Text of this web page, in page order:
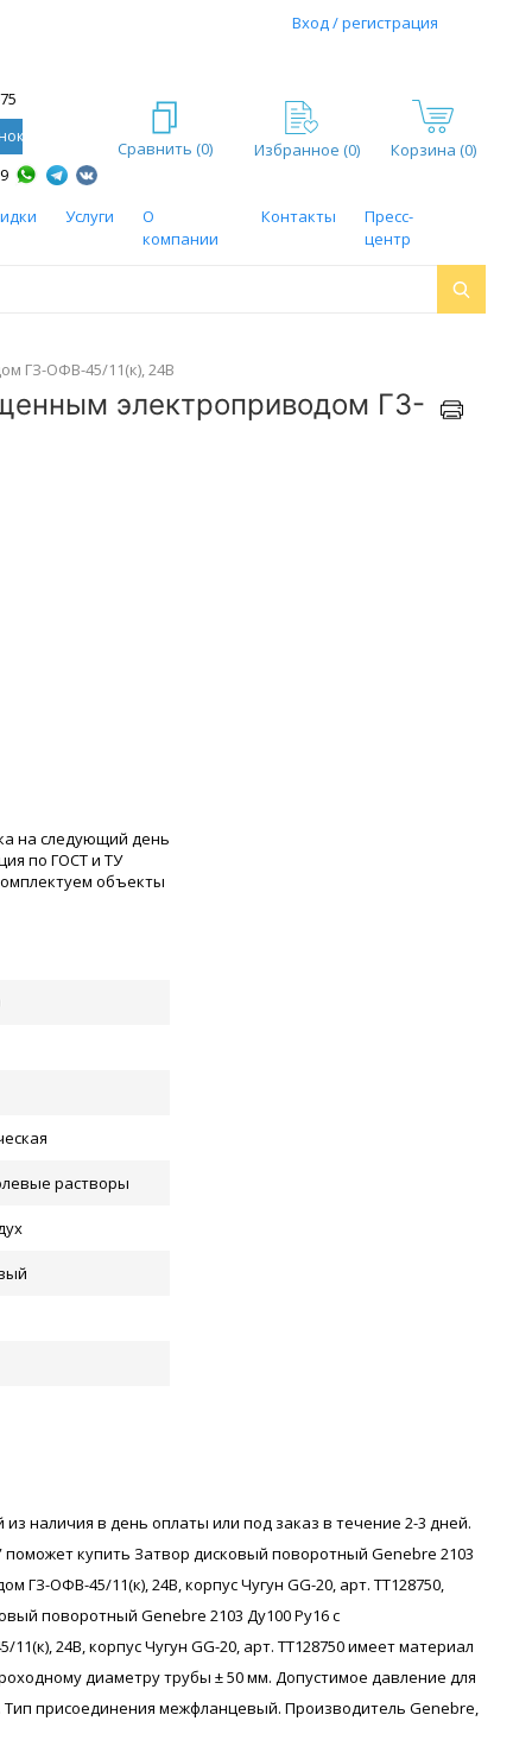
Вход / регистрация
Сравнить (0) Избранное (0) Корзина (0)
Услуги
О
компании
Контакты
Пресс-
центр
ГЗ-ОФВ-45/11(к), 24В
электроприводом ГЗ-
на следующий день
по ГОСТ и ТУ
объекты
растворы
наличия в день оплаты или под заказ в течение 2-3 дней.
купить Затвор дисковый поворотный Genebre 2103
ОФВ-45/11(к), 24В, корпус Чугун GG-20, арт. ТТ128750,
поворотный Genebre 2103 Ду100 Ру16 с
24В, корпус Чугун GG-20, арт. ТТ128750 имеет материал
диаметру трубы ± 50 мм. Допустимое давление для
присоединения межфланцевый. Производитель Genebre,